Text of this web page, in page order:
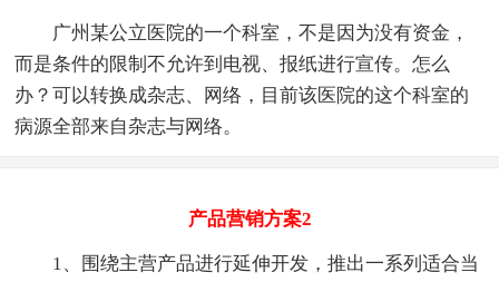
广州某公立医院的一个科室，不是因为没有资金，
而是条件的限制不允许到电视、报纸进行宣传。怎么
办？可以转换成杂志、网络，目前该医院的这个科室的
病源全部来自杂志与网络。
产品营销方案2
1、围绕主营产品进行延伸开发，推出一系列适合当